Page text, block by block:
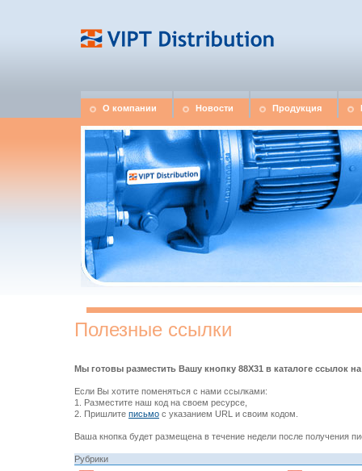
О компании Новости Продукция
Полезные ссылки
Мы готовы разместить Вашу кнопку 88Х31 в каталоге ссылок
Если Вы хотите поменяться с нами ссылками:
1. Разместите наш код на своем ресурсе,
2. Пришлите письмо с указанием URL и своим кодом.
Ваша кнопка будет размещена в течение недели после получения
Рубрики